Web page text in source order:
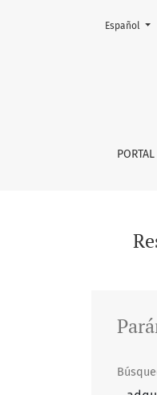
Buscar
Cambiar el
Español